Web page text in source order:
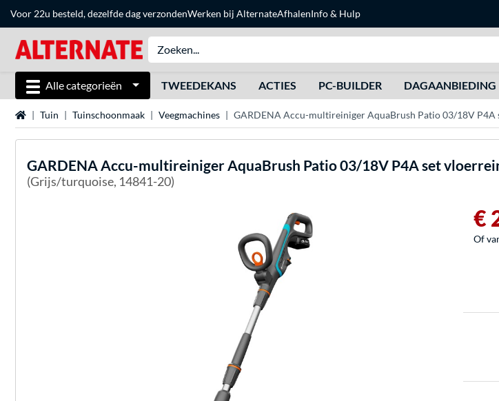
Voor 22u besteld, dezelfde dag verzondenWerken bij AlternateAfhalenInfo & Hulp
Alle categorieën TWEEDEKANS ACTIES PC-BUILDER DAGAANBIEDING
HomeTuin Tuinschoonmaak Veegmachines GARDENA Accu-multireiniger AquaBrush Patio 03/18V P4A
GARDENAAccu-multireiniger AquaBrush Patio 03/18V P4A set
(Grijs/turquoise, 14841-20)
€
Of